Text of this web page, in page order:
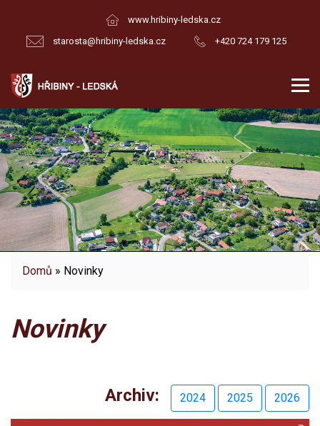
www.hribiny-ledska.cz
starosta@hribiny-ledska.cz
+420 724 179 125
Domů » Novinky
Novinky
Archiv: 2024 2025 2026